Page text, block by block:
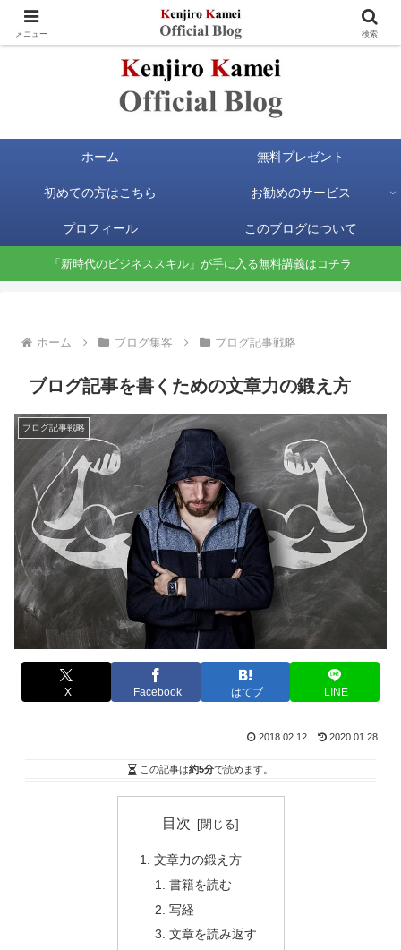
お金と時間の自由が手に入る新時代のビジネススキルを身に付けよう
ホーム 無料プレゼント
初めての方はこちら お勧めのサービス
プロフィール このブログについて
「新時代のビジネススキル」が手に入る無料講義はコチラ
ホーム ブログ集客 ブログ記事戦略
ブログ記事を書くための文章力の鍛え方
ブログ記事戦略
X Facebook はてブ LINE
2018.02.12 2020.01.28
この記事は約5分で読めます。
目次
文章力の鍛え方
書籍を読む
写経
文章を読み返す
メニュー 検索